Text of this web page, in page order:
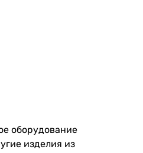
оборудование
изделия из